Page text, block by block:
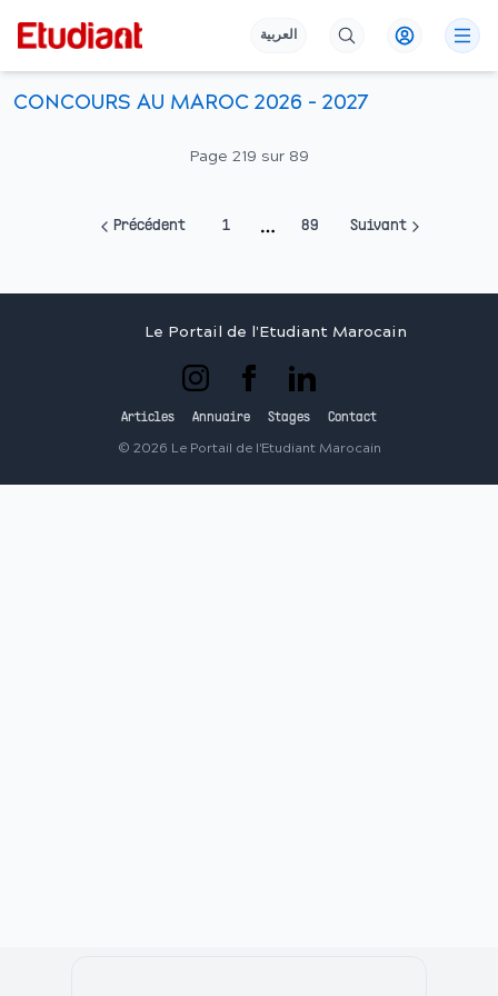
العربية
CONCOURS AU MAROC 2026 - 2027
Page 219 sur 89
Précédent 1 89 Suivant
Le Portail de l'Etudiant Marocain
Articles Annuaire Stages Contact
© 2026 Le Portail de l'Etudiant Marocain